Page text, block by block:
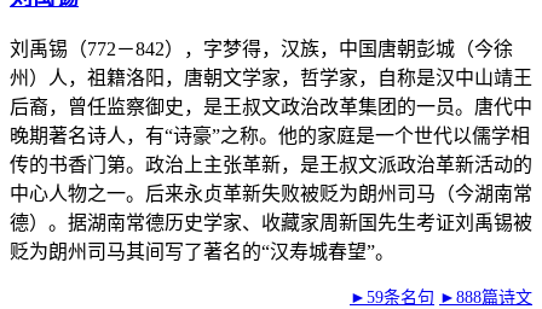
刘禹锡（772－842），字梦得，汉族，中国唐朝彭城（今徐
州）人，祖籍洛阳，唐朝文学家，哲学家，自称是汉中山靖王
后裔，曾任监察御史，是王叔文政治改革集团的一员。唐代中
晚期著名诗人，有“诗豪”之称。他的家庭是一个世代以儒学相
传的书香门第。政治上主张革新，是王叔文派政治革新活动的
中心人物之一。后来永贞革新失败被贬为朗州司马（今湖南常
德）。据湖南常德历史学家、收藏家周新国先生考证刘禹锡被
贬为朗州司马其间写了著名的“汉寿城春望”。
►59条名句 ►888篇诗文